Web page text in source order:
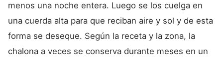
menos una noche entera. Luego se los cuelga en
una cuerda alta para que reciban aire y sol y de esta
forma se deseque. Según la receta y la zona, la
chalona a veces se conserva durante meses en un